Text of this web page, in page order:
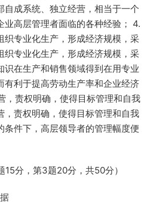
自成系统、独立经营，相当于一个
业高层管理者面临的各种经验； 4.
织专业化生产，形成经济规模，采
织专业化生产，形成经济规模，采
识在生产和销售领域得到在用专业
有利于提高劳动生产率和企业经济
，责权明确，使得目标管理和自我
，责权明确，使得目标管理和自我
条件下，高层领导者的管理幅度便
分，第3题20分，共50分）